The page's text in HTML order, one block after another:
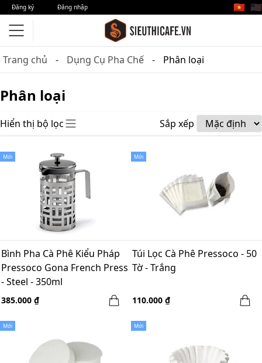
Đăng ký Đăng nhập 🇻🇳 🇺🇸
Trang chủ Dụng Cụ Pha Chế Phân loại
Phân loại
Hiển thị bộ lọc Sắp xếp
Mới
Bình Pha Cà Phê Kiểu Pháp
Pressoco Gona French Press
- Steel - 350ml
385.000 ₫
Mới
Túi Lọc Cà Phê Pressoco - 50
Tờ - Trắng
110.000 ₫
Mới Mới